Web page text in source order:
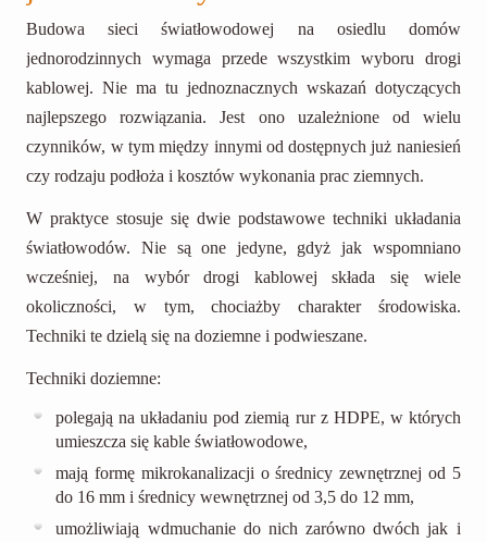
Budowa sieci światłowodowej na osiedlu domów
jednorodzinnych wymaga przede wszystkim wyboru drogi
kablowej. Nie ma tu jednoznacznych wskazań dotyczących
najlepszego rozwiązania. Jest ono uzależnione od wielu
czynników, w tym między innymi od dostępnych już naniesień
czy rodzaju podłoża i kosztów wykonania prac ziemnych.
W praktyce stosuje się dwie podstawowe techniki układania
światłowodów. Nie są one jedyne, gdyż jak wspomniano
wcześniej, na wybór drogi kablowej składa się wiele
okoliczności, w tym, chociażby charakter środowiska.
Techniki te dzielą się na doziemne i podwieszane.
Techniki doziemne:
polegają na układaniu pod ziemią rur z HDPE, w których
umieszcza się kable światłowodowe,
mają formę mikrokanalizacji o średnicy zewnętrznej od 5
do 16 mm i średnicy wewnętrznej od 3,5 do 12 mm,
umożliwiają wdmuchanie do nich zarówno dwóch jak i